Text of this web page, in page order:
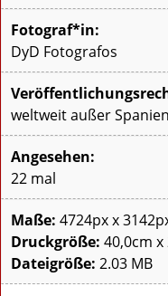
Fotograf*in:
DyD Fotografos
weltweit außer Spanien
Angesehen:
22 mal
Maße: 4724px x
Druckgröße: 40,0cm
Dateigröße: 2.03 MB